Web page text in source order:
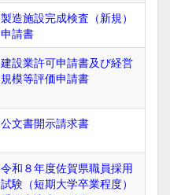
製造施設完成検査（新規）
申請書
建設業許可申請書及び経営
規模等評価申請書
公文書開示請求書
令和８年度佐賀県職員採用
試験（短期大学卒業程度）